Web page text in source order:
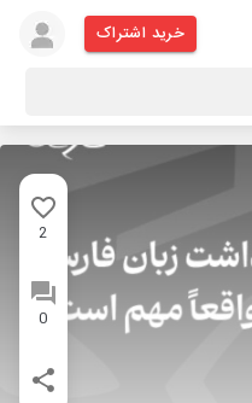
خرید اشتراک
2
0